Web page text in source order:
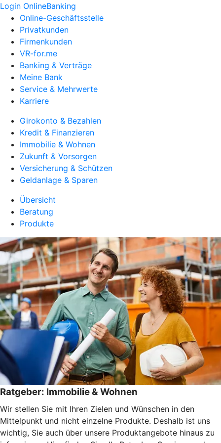
Login OnlineBanking
Online-Geschäftsstelle
Privatkunden
Firmenkunden
VR-for.me
Banking & Verträge
Meine Bank
Service & Mehrwerte
Karriere
Girokonto & Bezahlen
Kredit & Finanzieren
Immobilie & Wohnen
Zukunft & Vorsorgen
Versicherung & Schützen
Geldanlage & Sparen
Übersicht
Beratung
Produkte
Ratgeber: Immobilie & Wohnen
Wir stellen Sie mit Ihren Zielen und Wünschen in den
Mittelpunkt und nicht einzelne Produkte. Deshalb ist uns
wichtig, Sie auch über unsere Produktangebote hinaus zu